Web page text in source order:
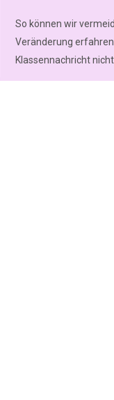
So können wir
Veränderung
Klassennachricht